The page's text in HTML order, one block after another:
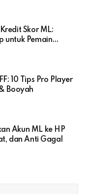
Skor ML:
untuk Pemain
10 Tips Pro Player
Booyah
Akun ML ke HP
dan Anti Gagal